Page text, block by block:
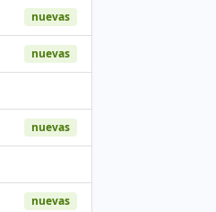
nuevas
nuevas
nuevas
nuevas